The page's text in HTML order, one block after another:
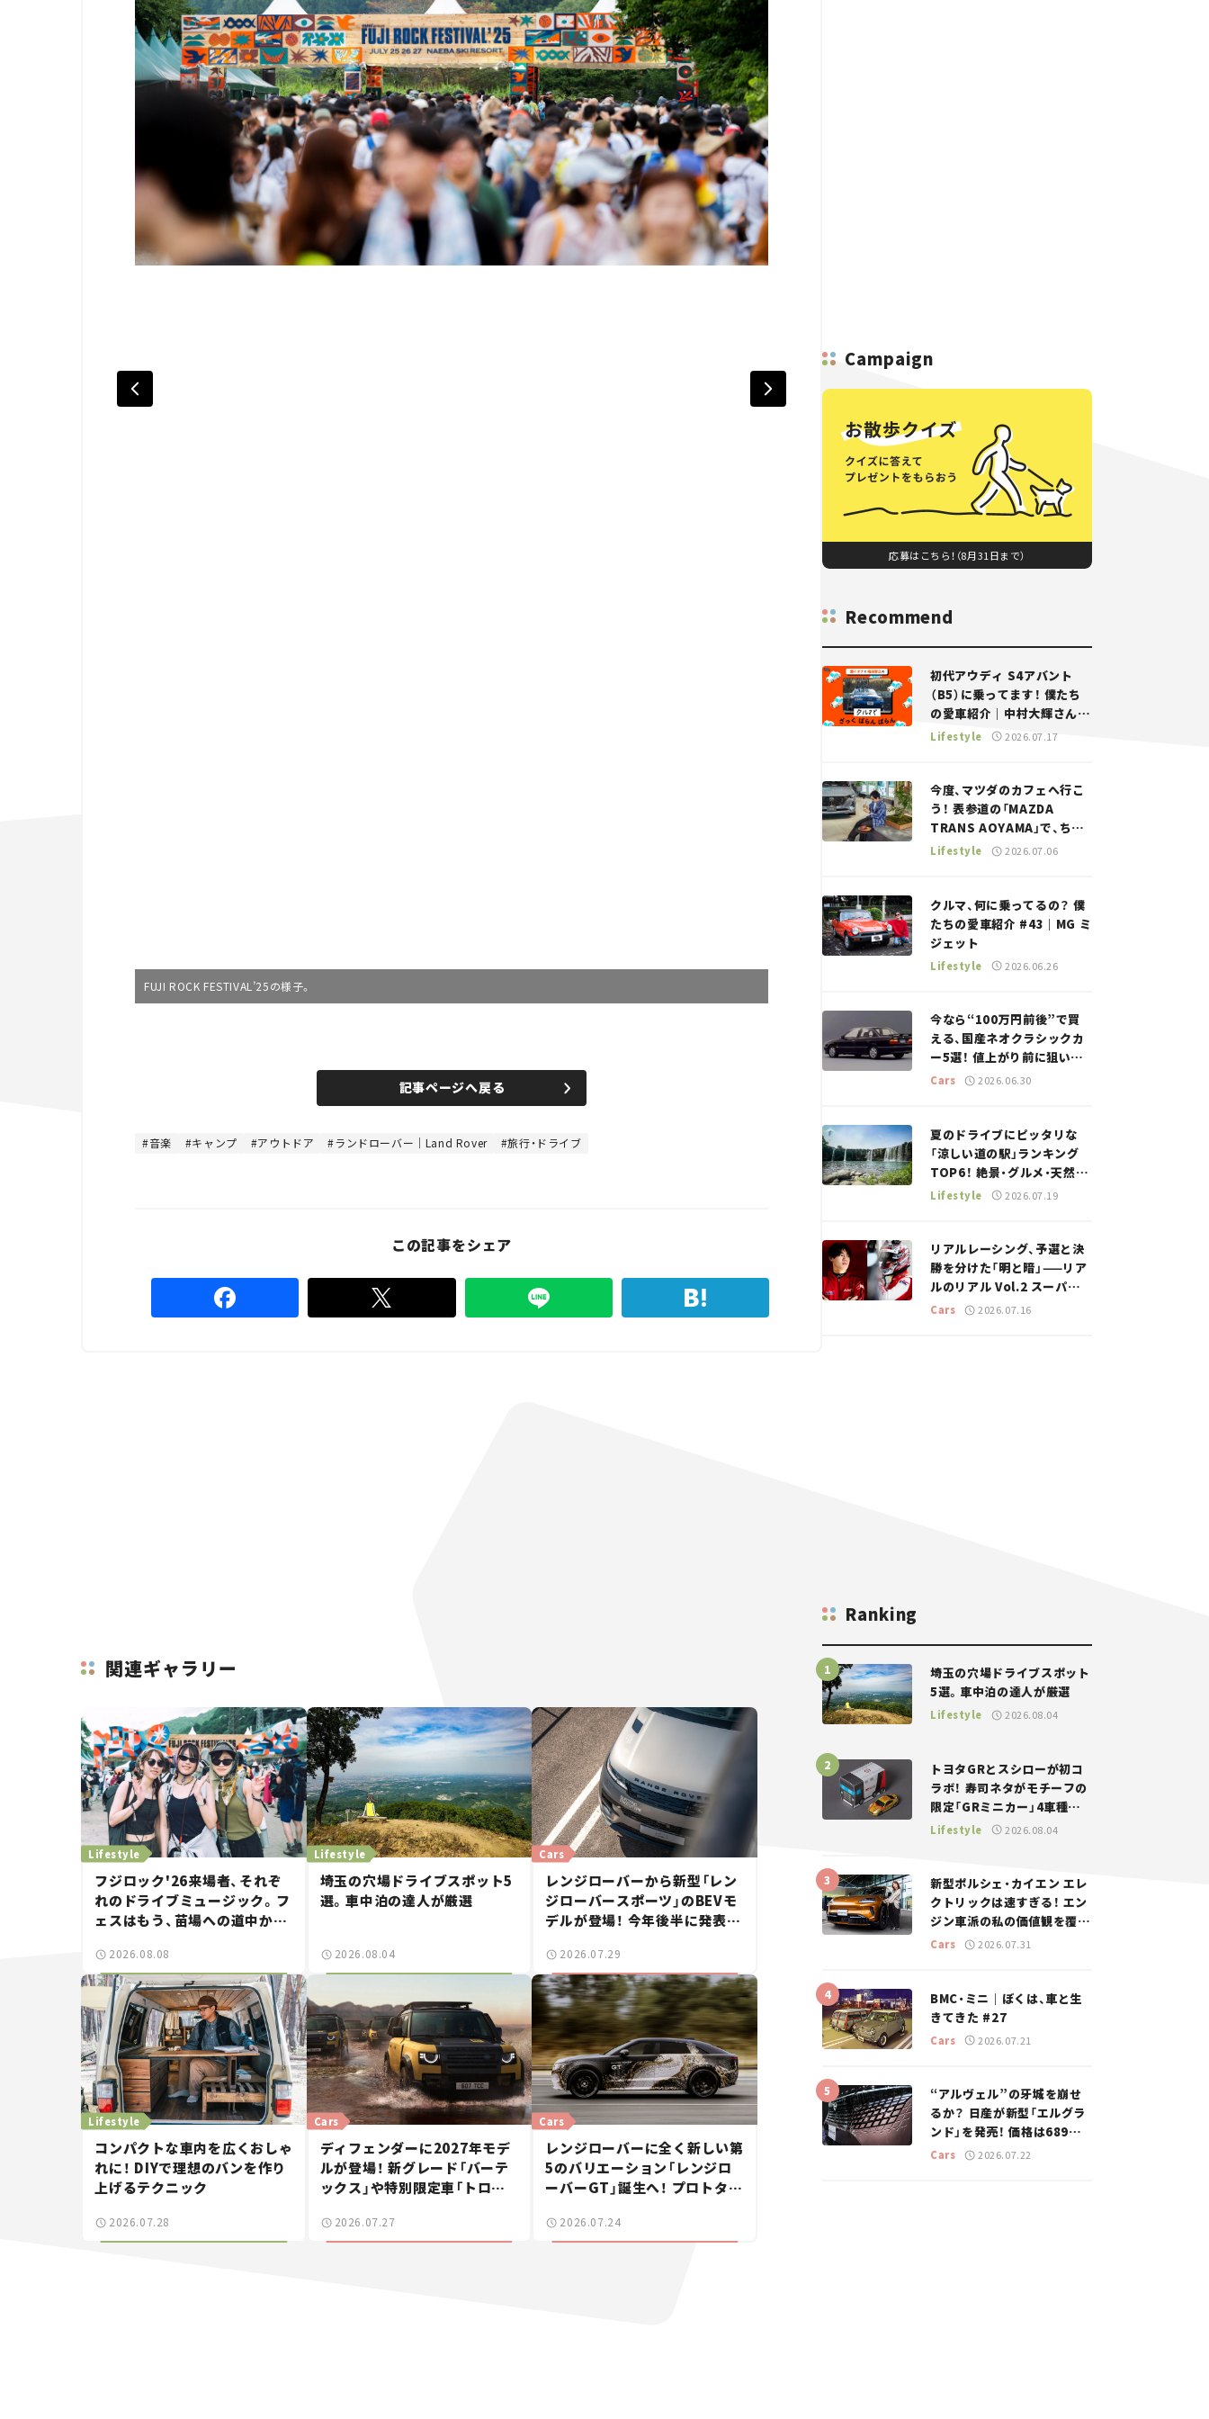
FUJI ROCK FESTIVAL’25の様子。
記事ページへ戻る
音楽 キャンプ アウトドア ランドローバー｜Land Rover 旅行・ドライブ
この記事をシェア
関連ギャラリー
Lifestyle
フジロック'26来場者、それぞ
れのドライブミュージック。フ
ェスはもう、苗場への道中から
2026.08.08
Lifestyle
埼玉の穴場ドライブスポット5
選。車中泊の達人が厳選
2026.08.04
Cars
レンジローバーから新型「レン
ジローバースポーツ」のBEVモ
デルが登場！ 今年後半に発表へ
2026.07.29
Lifestyle
コンパクトな車内を広くおしゃ
れに！ DIYで理想のバンを作り
上げるテクニック
2026.07.28
Cars
ディフェンダーに2027年モデ
ルが登場！ 新グレード「バーテ
ックス」や特別限定車「トロフ
ュース】
2026.07.27
Cars
レンジローバーに全く新しい第
5のバリエーション「レンジロ
ーバーGT」誕生へ！ プロトタイ
ス】2026.07.24
Campaign
応募はこちら！（8月31日まで）
Recommend
初代アウディ S4アバント
（B5）に乗ってます！ 僕たち
の愛車紹介｜中村大輝さん
——瀬イオナと嶋田智之の
Lifestyle 2026.07.17
今度、マツダのカフェへ行こ
う！ 表参道の「MAZDA
TRANS AOYAMA」で、ちょ
っとひと息。——連載｜CCG
Lifestyle 2026.07.06
クルマ、何に乗ってるの？ 僕
たちの愛車紹介 #43｜MG ミ
ジェット
Lifestyle 2026.06.26
今なら“100万円前後”で買
える、国産ネオクラシックカ
ー5選！ 値上がり前に狙いた
い、中古車探しをお手伝い――ち
Cars 2026.06.30
夏のドライブにピッタリな
「涼しい道の駅」ランキング
TOP6！ 絶景・グルメ・天然ク
ーラーなど、避暑におすすめ
Lifestyle 2026.07.19
リアルレーシング、予選と決
勝を分けた「明と暗」——リア
ルのリアル Vol.2 スーパー
GT 2026開幕戦 岡山国際サ
Cars 2026.07.16
Ranking
埼玉の穴場ドライブスポット
5選。車中泊の達人が厳選
Lifestyle 2026.08.04
トヨタGRとスシローが初コ
ラボ！ 寿司ネタがモチーフの
限定「GRミニカー」4車種が
登場。入手方法は？【クルマ
Lifestyle 2026.08.04
新型ポルシェ・カイエン エレ
クトリックは速すぎる！ エン
ジン車派の私の価値観を覆し
た、新しいポルシェの走り。
Cars 2026.07.31
BMC・ミニ｜ぼくは、車と生
きてきた #27
Cars 2026.07.21
“アルヴェル”の牙城を崩せ
るか？ 日産が新型「エルグラ
ンド」を発売！ 価格は689万
円から【新車ニュース】
Cars 2026.07.22